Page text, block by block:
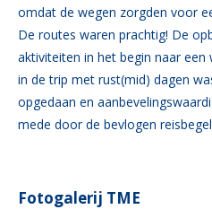
omdat de wegen zorgden voor
De routes waren prachtig! De
aktiviteiten in het begin naar
in de trip met rust(mid) dagen
opgedaan en
mede door de bevlogen
Fotogalerij TME